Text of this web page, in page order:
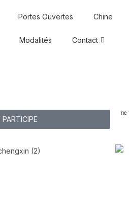
Portes Ouvertes Chine
Modalités Contact
PARTICIPE
ne